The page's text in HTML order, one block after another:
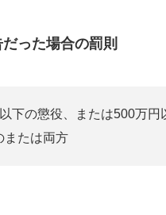
った場合の罰則
下の懲役、または500万円
または両方